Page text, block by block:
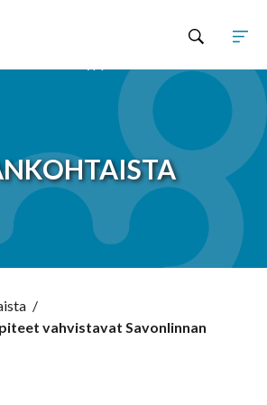
/
vahvistavat Savonlinnan